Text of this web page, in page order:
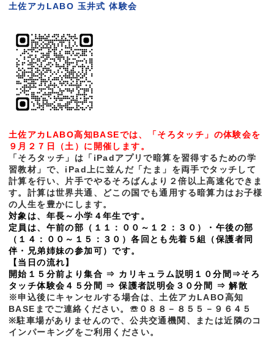
土佐アカLABO 玉井式 体験会
土佐アカLABO高知BASEでは、「そろタッチ」の体験会を
９月２７日（土）に開催します。
「そろタッチ」は「iPadアプリで暗算を習得するための学
習教材」で、iPad上に並んだ「たま」を両手でタッチして
計算を行い、片手でやるそろばんより２倍以上高速化できま
す。計算は世界共通、どこの国でも通用する暗算力はお子様
の人生を豊かにします。
対象は、年長～小学４年生です。
定員は、午前の部（１１：００～１２：３０）・午後の部
（１４：００～１５：３０）各回とも先着５組（保護者同
伴・兄弟姉妹の参加可）です。
【当日の流れ】
開始１５分前より集合 ⇒ カリキュラム説明１０分間⇒そろ
タッチ体験会４５分間 ⇒ 保護者説明会３０分間 ⇒ 解散
※申込後にキャンセルする場合は、土佐アカLABO高知
BASEまでご連絡ください。☏０８８－８５５－９６４５
※駐車場がありませんので、公共交通機関、または近隣のコ
インパーキングをご利用ください。